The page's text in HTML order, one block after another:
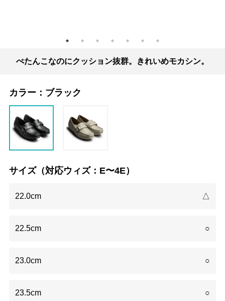
ぺたんこなのにクッション抜群。きれいめモカシン。
カラー： ブラック
サイズ（対応ウィズ：E〜4E）
22.0cm △
22.5cm ○
23.0cm ○
23.5cm ○